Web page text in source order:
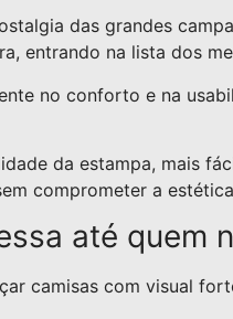
das grandes
entrando na lista dos
no conforto e na
da estampa, mais
comprometer a
até quem
camisas com visual